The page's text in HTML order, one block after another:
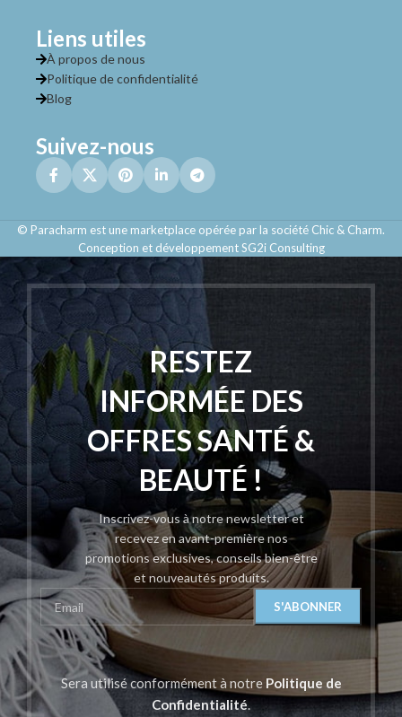
Liens utiles
À propos de nous
Politique de confidentialité
Blog
Suivez-nous
© Paracharm est une marketplace opérée par la société Chic & Charm.
Conception et développement SG2i Consulting
RESTEZ
INFORMÉE DES
OFFRES SANTÉ &
BEAUTÉ !
Inscrivez-vous à notre newsletter et
recevez en avant-première nos
promotions exclusives, conseils bien-être
et nouveautés produits.
Sera utilisé conformément à notre Politique de
Confidentialité.